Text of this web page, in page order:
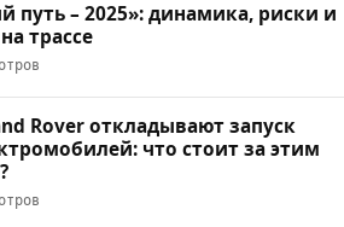
путь – 2025»: динамика, риски и
трассе
Rover откладывают запуск
что стоит за этим